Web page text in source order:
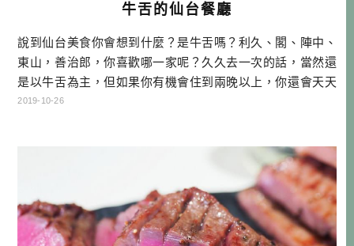
牛舌的仙台餐廳
說到仙台美食你會想到什麼？是牛舌嗎？利久、閣、陣中、
東山，善治郎，你喜歡哪一家呢？久久去一次的話，當然還
是以牛舌為主，但如果你有機會住到兩晚以上，你還會天天
衝牛舌嗎？本文就是寫給不吃牛舌，或沒辦法天天吃牛舌的
場。選擇台灣虎航，支持國籍航空，對我來說是一件很願意
2019-10-26